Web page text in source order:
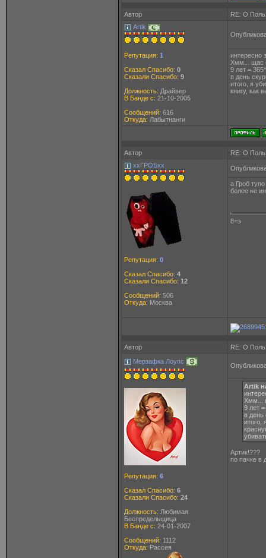
Автор
RE: О
Artik
Репутация: 1
Сказал Спасибо: 0
Сказали Спасибо: 9
Должность: Драйвер
В Банде с: 21-10-2005
Сообщений: 616
Откуда: Лабытнанги
интересно
Хмм... щас
9 лет =
в день
итого, я
книгу, как
Автор
RE: О
ххГРОБхх
Репутация: 0
Сказал Спасибо: 4
Сказали Спасибо: 12
Сообщений: 506
Откуда: Москва
а Гроб
более не
8=э
Автор
RE: О
Мерзафка Лоупс
Репутация: 6
Сказал Спасибо: 6
Сказали Спасибо: 24
Должность: Любимая
Беспредельщица
В Банде с: 24-01-2007
Сообщений: 1112
Откуда: Рассея
Artik
Хмм...
9 лет
в день
итого,
Артик!???
по пачке в